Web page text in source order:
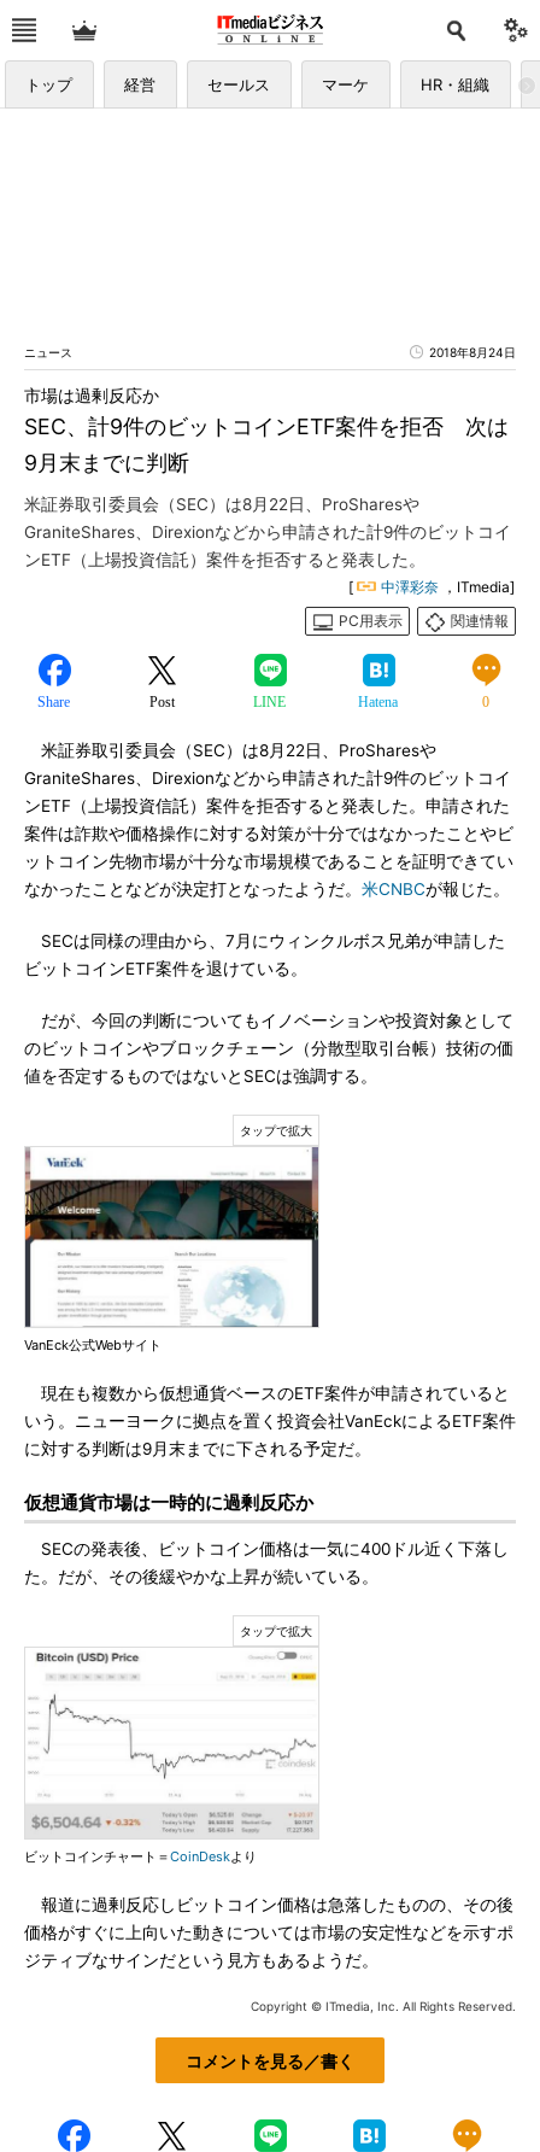
トップ 経営 セールス マーケ HR・組織
ニュース 2018年8月24日
SEC、計9件のビットコインETF案件を拒否 次は
9月末までに判断
市場は過剰反応か
米証券取引委員会（SEC）は8月22日、ProSharesや
GraniteShares、Direxionなどから申請された計9件のビットコイ
ンETF（上場投資信託）案件を拒否すると発表した。
[ 中澤彩奈 ，ITmedia]
PC用表示
関連情報
Share Post LINE Hatena 0
米証券取引委員会（SEC）は8月22日、ProSharesや
GraniteShares、Direxionなどから申請された計9件のビットコイ
ンETF（上場投資信託）案件を拒否すると発表した。申請された
案件は詐欺や価格操作に対する対策が十分ではなかったことやビ
ットコイン先物市場が十分な市場規模であることを証明できてい
なかったことなどが決定打となったようだ。 米CNBCが報じた。
SECは同様の理由から、7月にウィンクルボス兄弟が申請した
ビットコインETF案件を退けている。
だが、今回の判断についてもイノベーションや投資対象として
のビットコインやブロックチェーン（分散型取引台帳）技術の価
値を否定するものではないとSECは強調する。
VanEck公式Webサイト
現在も複数から仮想通貨ベースのETF案件が申請されていると
いう。ニューヨークに拠点を置く投資会社VanEckによるETF案件
に対する判断は9月末までに下される予定だ。
仮想通貨市場は一時的に過剰反応か
SECの発表後、ビットコイン価格は一気に400ドル近く下落し
た。だが、その後緩やかな上昇が続いている。
ビットコインチャート＝CoinDeskより
報道に過剰反応しビットコイン価格は急落したものの、その後
価格がすぐに上向いた動きについては市場の安定性などを示すポ
ジティブなサインだという見方もあるようだ。
Copyright © ITmedia, Inc. All Rights Reserved.
コメントを見る／書く